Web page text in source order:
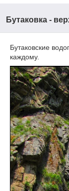
Бутаковка -
Бутаковские
каждому.